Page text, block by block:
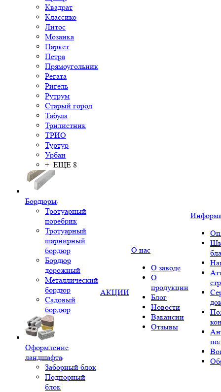
Квадрат
Классико
Литос
Мозаика
Паркет
Петра
Прямоугольник
Регата
Ригель
Рутрум
Старый город
Табула
Трилистник
ТРИО
Туртур
Урбан
+ ЕЩЕ 8
Бордюры
Тротуарный
поребрик
Тротуарный
шарнирный
бордюр
Бордюр
дорожный
Металлический
бордюр
Садовый
бордюр
Оформление
ландшафта
Заборный блок
Подпорный
блок
АКЦИИ
О нас
О заводе
О
продукции
Блог
Новости
Вакансии
Отзывы